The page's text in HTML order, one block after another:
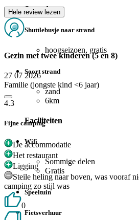
Strand
Shuttlebusje naar strand
hoogseizoen, gratis
Soort strand
zand
6km
Faciliteiten
Wifi
Sommige delen
Gratis
Speeltuin
Fietsverhuur
Hele review lezen
Gezin met twee kinderen (5 en 8)
27 07 2026
Familie (jongste kind <6 jaar)
4.3
Fijne camping
De accommodatie
Het restaurant
Ligging
Steile heling naar boven, was vooraf
camping zo stijl was
0